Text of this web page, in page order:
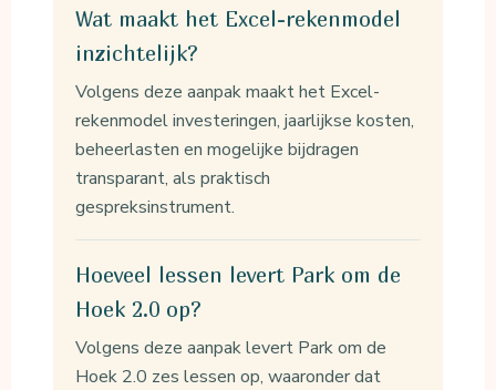
Wat maakt het Excel-rekenmodel
inzichtelijk?
Volgens deze aanpak maakt het Excel-
rekenmodel investeringen, jaarlijkse kosten,
beheerlasten en mogelijke bijdragen
transparant, als praktisch
gespreksinstrument.
Hoeveel lessen levert Park om de
Hoek 2.0 op?
Volgens deze aanpak levert Park om de
Hoek 2.0 zes lessen op, waaronder dat